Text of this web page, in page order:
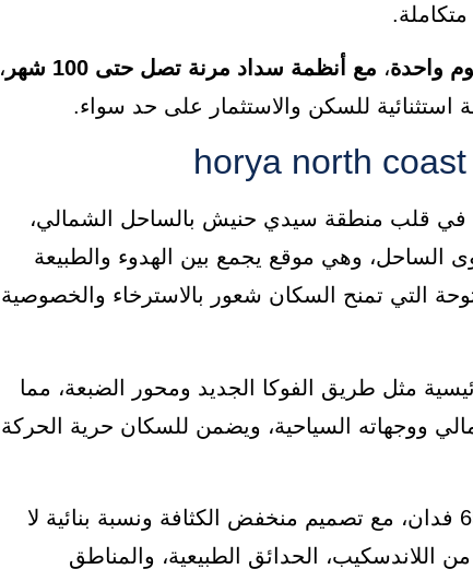
، مع أنظمة سداد مرنة تصل حتى 100 شهر
،
استثنائية للسكن والاستثمار على حد سواء.
تقع حوريه الساحل الشمالي horya north coast في قلب منطقة سيدي حنيش بالساحل الشمالي،
وهي موقع يجمع بين الهدوء والطبيعة
التي تمنح السكان شعور بالاسترخاء والخصوصية
مثل طريق الفوكا الجديد ومحور الضبعة، مما
ووجهاته السياحية، ويضمن للسكان حرية الحركة
تمتد على مساحة 273049 متر مربع بما يعادل 65 فدان، مع تصميم منخفض الكثافة ونسبة بنائية لا
من اللاندسكيب، الحدائق الطبيعية، والمناطق